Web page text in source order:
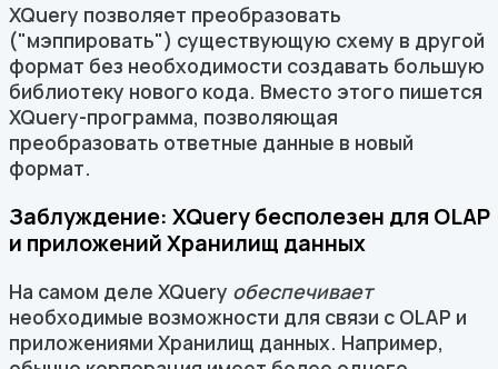
XQuery позволяет преобразовать
("мэппировать") существующую схему в другой
формат без необходимости создавать большую
библиотеку нового кода. Вместо этого пишется
XQuery-программа, позволяющая
преобразовать ответные данные в новый
формат.
Заблуждение: XQuery бесполезен для OLAP
и приложений Хранилищ данных
На самом деле XQuery обеспечивает
необходимые возможности для связи с OLAP и
приложениями Хранилищ данных. Например,